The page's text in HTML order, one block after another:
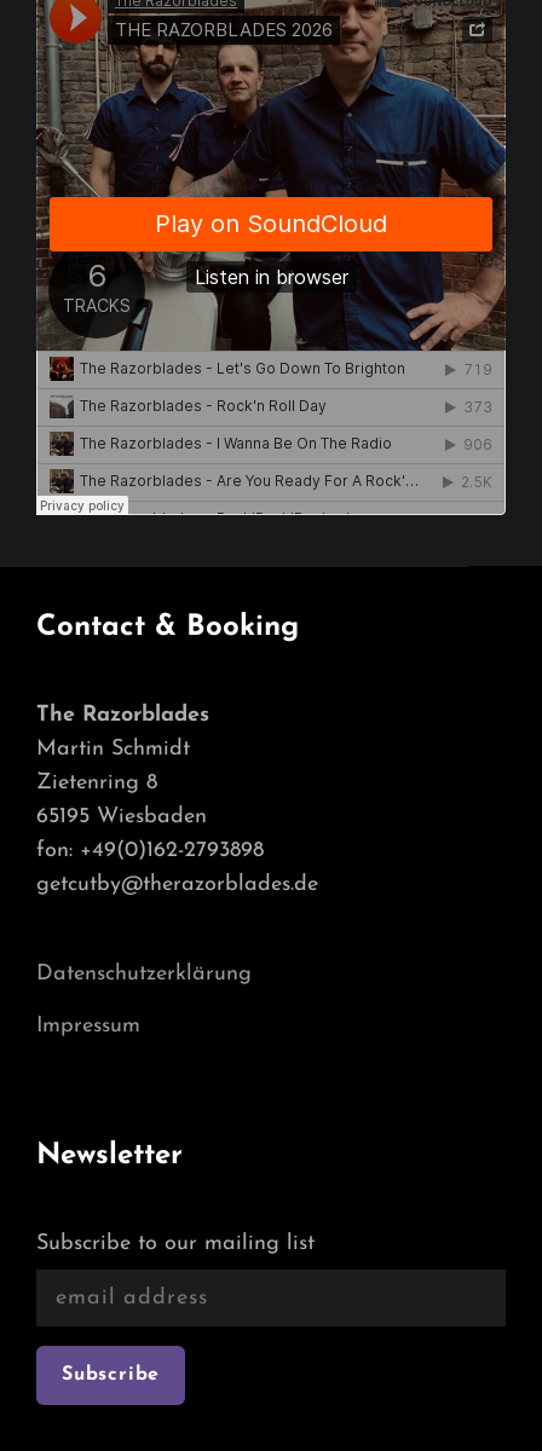
Contact & Booking
The Razorblades
Martin Schmidt
Zietenring 8
65195 Wiesbaden
fon: +49(0)162-2793898
getcutby@therazorblades.de
Datenschutzerklärung
Impressum
Newsletter
Subscribe to our mailing list